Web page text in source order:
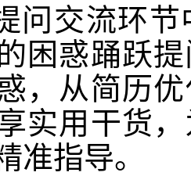
问交流环节
困惑踊跃
，从简历
实用干货
准指导。